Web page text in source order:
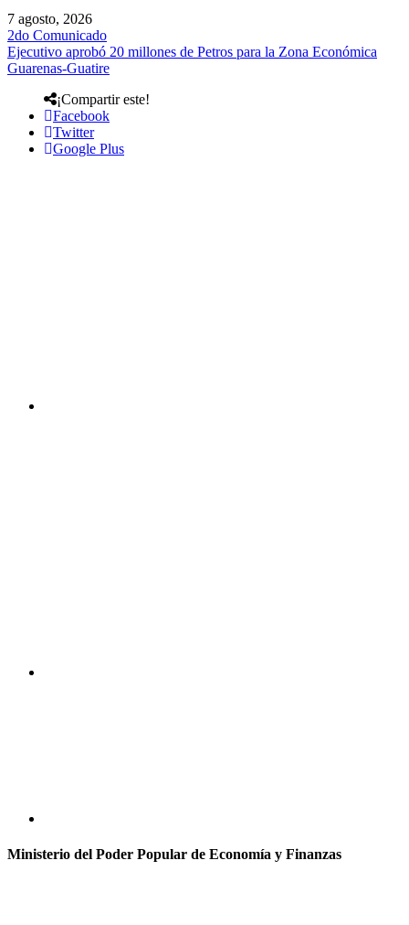
7 agosto, 2026
2do Comunicado
Ejecutivo aprobó 20 millones de Petros para la Zona Económica
Guarenas-Guatire
¡Compartir este!
Facebook
Twitter
Google Plus
Ministerio del Poder Popular de Economía y Finanzas